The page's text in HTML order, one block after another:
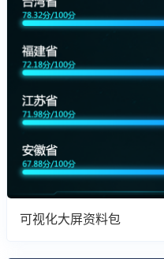
可视化大屏资料包